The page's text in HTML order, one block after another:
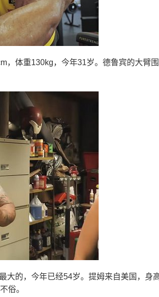
，体重130kg，今年31岁。德鲁宾的大臂
大的，今年已经54岁。提姆来自美国，身
俗。